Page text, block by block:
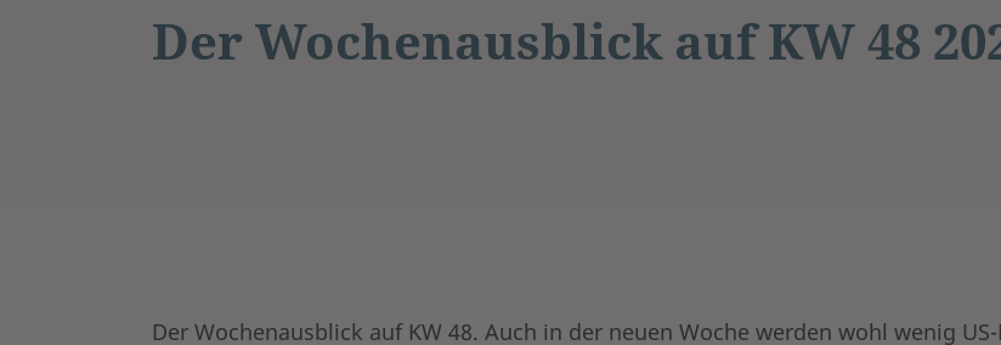
Der Wochenausblick auf KW 48
Der Wochenausblick auf KW 48. Auch in der neuen Woche werden wohl wenig